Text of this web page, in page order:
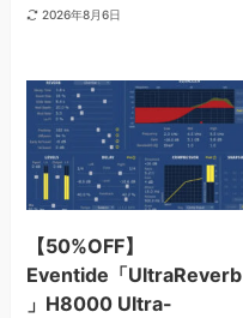
2026年8月6日
【50%OFF】
Eventide「UltraReverb
」H8000 Ultra-